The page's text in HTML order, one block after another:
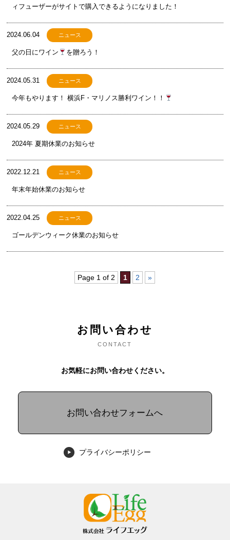
ィフューザーがサイトで購入できるようになりました！
2024.06.04 ニュース
父の日にワイン を贈ろう！
2024.05.31 ニュース
今年もやります！ 横浜F・マリノス勝利ワイン！！
2024.05.29 ニュース
2024年 夏期休業のお知らせ
2022.12.21 ニュース
年末年始休業のお知らせ
2022.04.25 ニュース
ゴールデンウィーク休業のお知らせ
Page 1 of 2 1 2 »
お問い合わせ
CONTACT
お気軽にお問い合わせください。
お問い合わせフォームへ
プライバシーポリシー